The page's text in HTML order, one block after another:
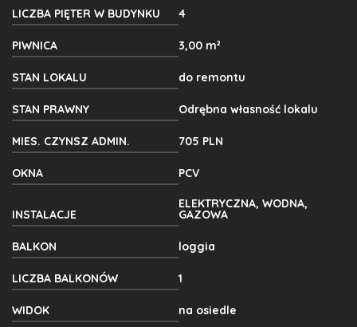
LICZBA PIĘTER W BUDYNKU 4
PIWNICA 3,00 m²
STAN LOKALU do remontu
STAN PRAWNY Odrębna własność lokalu
MIES. CZYNSZ ADMIN. 705 PLN
OKNA PCV
INSTALACJE
ELEKTRYCZNA, WODNA,
GAZOWA
BALKON loggia
LICZBA BALKONÓW 1
WIDOK na osiedle